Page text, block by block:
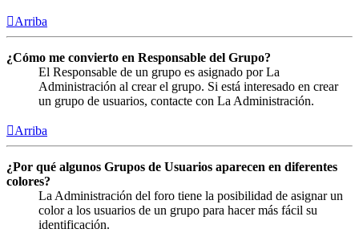
Arriba
¿Cómo me convierto en Responsable del Grupo?
El Responsable de un grupo es asignado por La
Administración al crear el grupo. Si está interesado en crear
un grupo de usuarios, contacte con La Administración.
Arriba
¿Por qué algunos Grupos de Usuarios aparecen en diferentes
colores?
La Administración del foro tiene la posibilidad de asignar un
color a los usuarios de un grupo para hacer más fácil su
identificación.